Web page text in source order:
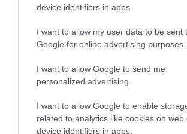
device identifiers in apps.
I want to allow my user data to be sent
Google for online advertising purposes.
I want to allow Google to send me
personalized advertising.
I want to allow Google to enable
related to analytics like cookies on web
device identifiers in apps.
εκατοντάδες επαγγελματίες στο νησί.
– Τι θα κάνετε αν δεν εκλεγείτε. Πως
περίπτωση το ρόλο σας την επόμενη μέρα;
Τους ρόλους τους αναθέτουν οι πολίτες και
Κάποιοι πιστεύουν ότι η Άνδρος τους χρωστά,